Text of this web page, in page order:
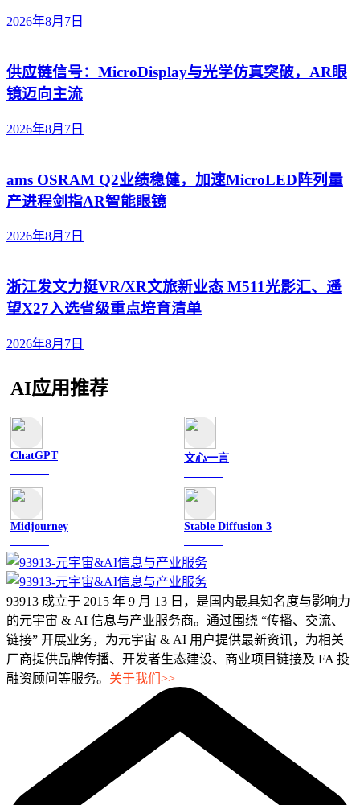
2026年8月7日
供应链信号：MicroDisplay与光学仿真突破，AR眼
镜迈向主流
2026年8月7日
ams OSRAM Q2业绩稳健，加速MicroLED阵列量
产进程剑指AR智能眼镜
2026年8月7日
浙江发文力挺VR/XR文旅新业态 M511光影汇、遥
望X27入选省级重点培育清单
2026年8月7日
AI应用推荐
ChatGPT 文心一言
Midjourney Stable Diffusion 3
93913 成立于 2015 年 9 月 13 日，是国内最具知名度与影响力
的元宇宙 & AI 信息与产业服务商。通过围绕 “传播、交流、
链接” 开展业务，为元宇宙 & AI 用户提供最新资讯，为相关
厂商提供品牌传播、开发者生态建设、商业项目链接及 FA 投
融资顾问等服务。 关于我们>>